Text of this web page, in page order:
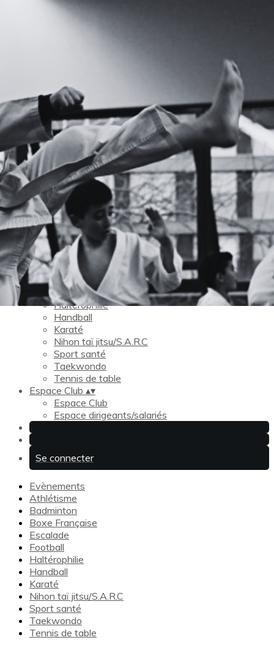
Exporter les lignes sélectionnées
Exporter toutes les colonnes
Exporter uniquement les colonnes affichées
Cliquez pour éditer
Accueil▴▾
Les sports▴▾
Maison Sport Santé ▴▾
Boutique▴▾
Stages▴▾
Actualités
Photos▴▾
Evènements
Athlétisme
Badminton
Boxe Française
Escalade
Football
Haltérophilie
Handball
Karaté
Nihon taï jitsu/S.A.R.C
Sport santé
Taekwondo
Tennis de table
Espace Club ▴▾
Espace Club
Espace dirigeants/salariés
Se connecter
Evènements
Athlétisme
Badminton
Boxe Française
Escalade
Football
Haltérophilie
Handball
Karaté
Nihon taï jitsu/S.A.R.C
Sport santé
Taekwondo
Tennis de table